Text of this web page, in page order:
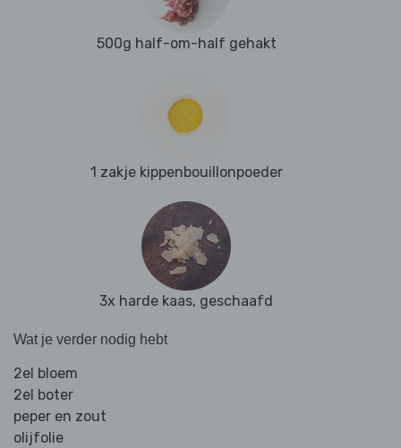
500g half-om-half gehakt
1 zakje kippenbouillonpoeder
3x harde kaas, geschaafd
Wat je verder nodig hebt
2el bloem
2el boter
peper en zout
olijfolie